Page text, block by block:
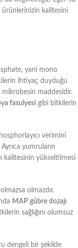
kalitesini
yani mono
ihtiyaç duyduğu
maddesidir.
fasulyesi gibi bitkilerin
verimini
yumruların
kalitesinin yükseltilmesi
olmazdır.
MAP gübre dozajı
sağlığını olumsuz
dengeli bir şekilde